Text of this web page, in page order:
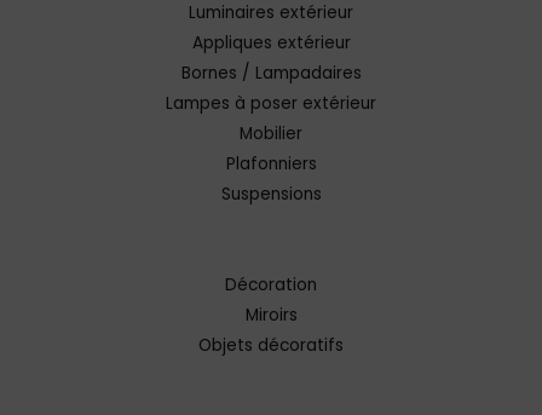
Luminaires extérieur
Appliques extérieur
Bornes / Lampadaires
Lampes à poser extérieur
Mobilier
Plafonniers
Suspensions
Décoration
Miroirs
Objets décoratifs